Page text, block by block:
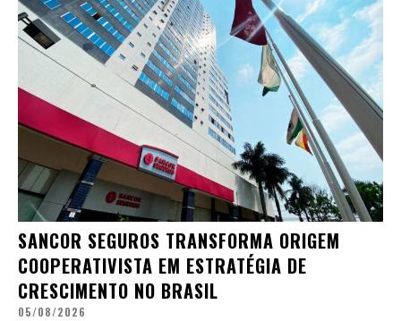
SANCOR SEGUROS TRANSFORMA ORIGEM
COOPERATIVISTA EM ESTRATÉGIA DE
CRESCIMENTO NO BRASIL
05/08/2026